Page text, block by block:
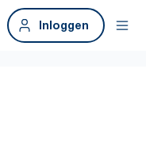
Inloggen